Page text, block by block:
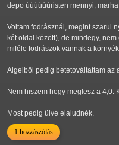
depo úúúúúúristen mennyi,
Voltam fodrásznál, megint szarul
két oldal között), de mindegy,
miféle fodrászok vannak a
Algelből pedig betetováltattam az
Nem hiszem hogy meglesz a 4,0.
Most pedig ülve elaludnék.
1 hozzászólás